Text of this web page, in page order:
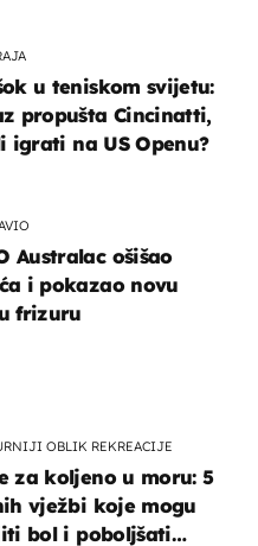
OBLIK REKREACIJE
za koljeno u moru: 5
vježbi koje mogu
bol i poboljšati
u teniskom svijetu:
propušta Cincinatti,
igrati na US Openu?
Australac ošišao
i pokazao novu
frizuru